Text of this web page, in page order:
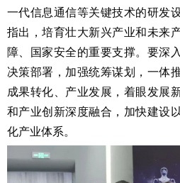
一代信息通信等关键技术的研发
指出，培育壮大新兴产业和未来
障、国家安全的重要支撑。要深
决策部署，加强统筹谋划，一体
成果转化、产业发展，着眼发展
和产业创新深度融合，加快建设
化产业体系。